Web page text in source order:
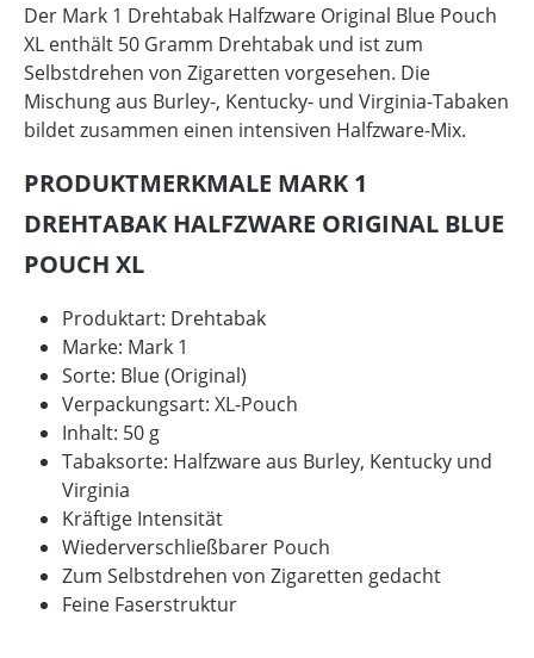
Der Mark 1 Drehtabak Halfzware Original Blue Pouch
XL enthält 50 Gramm Drehtabak und ist zum
Selbstdrehen von Zigaretten vorgesehen. Die
Mischung aus Burley-, Kentucky- und Virginia-Tabaken
bildet zusammen einen intensiven Halfzware-Mix.
PRODUKTMERKMALE MARK 1
DREHTABAK HALFZWARE ORIGINAL BLUE
POUCH XL
Produktart: Drehtabak
Marke: Mark 1
Sorte: Blue (Original)
Verpackungsart: XL-Pouch
Inhalt: 50 g
Tabaksorte: Halfzware aus Burley, Kentucky und
Virginia
Kräftige Intensität
Wiederverschließbarer Pouch
Zum Selbstdrehen von Zigaretten gedacht
Feine Faserstruktur